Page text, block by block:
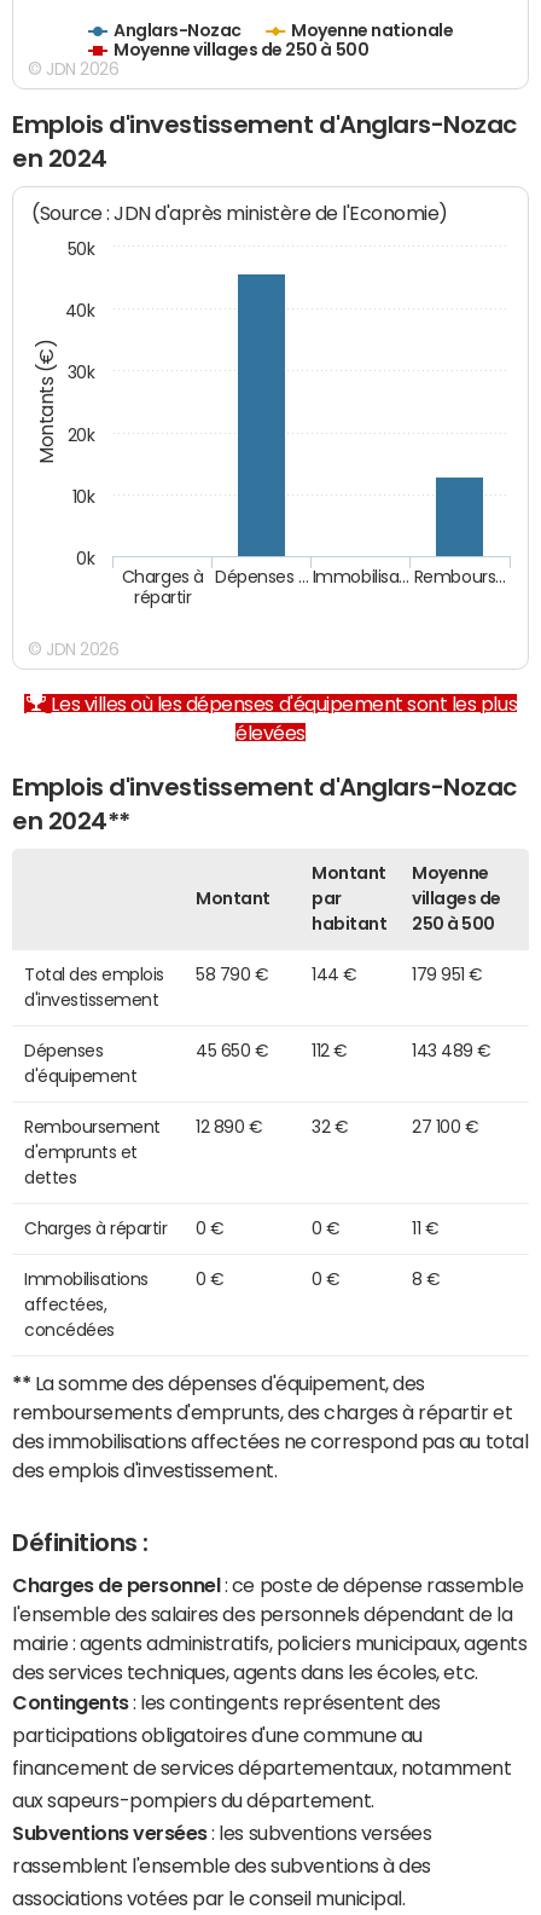
Anglars-Nozac
Moyenne nationale
Moyenne villages de 250 à 500
© JDN 2026
Emplois d'investissement d'Anglars-Nozac
en 2024
Montants (€)
(Source : JDN d'après ministère de l'Economie)
Charges à
répartir
Dépenses … Immobilisa… Rembours…
0k
10k
20k
30k
40k
50k
© JDN 2026
Les villes où les dépenses d'équipement sont les plus
élevées
Emplois d'investissement d'Anglars-Nozac
en 2024**
Montant
Montant
par
habitant
Moyenne
villages de
250 à 500
Total des emplois
d'investissement
58 790 € 144 € 179 951 €
Dépenses
d'équipement
45 650 € 112 € 143 489 €
Remboursement
d'emprunts et
dettes
12 890 € 32 € 27 100 €
Charges à répartir 0 € 0 € 11 €
Immobilisations
affectées,
concédées
0 € 0 € 8 €
** La somme des dépenses d'équipement, des
remboursements d'emprunts, des charges à répartir et
des immobilisations affectées ne correspond pas au total
des emplois d'investissement.
Définitions :
Charges de personnel : ce poste de dépense rassemble
l'ensemble des salaires des personnels dépendant de la
mairie : agents administratifs, policiers municipaux, agents
des services techniques, agents dans les écoles, etc.
Contingents: les contingents représentent des
participations obligatoires d'une commune au
financement de services départementaux, notamment
aux sapeurs-pompiers du département.
Subventions versées: les subventions versées
rassemblent l'ensemble des subventions à des
associations votées par le conseil municipal.